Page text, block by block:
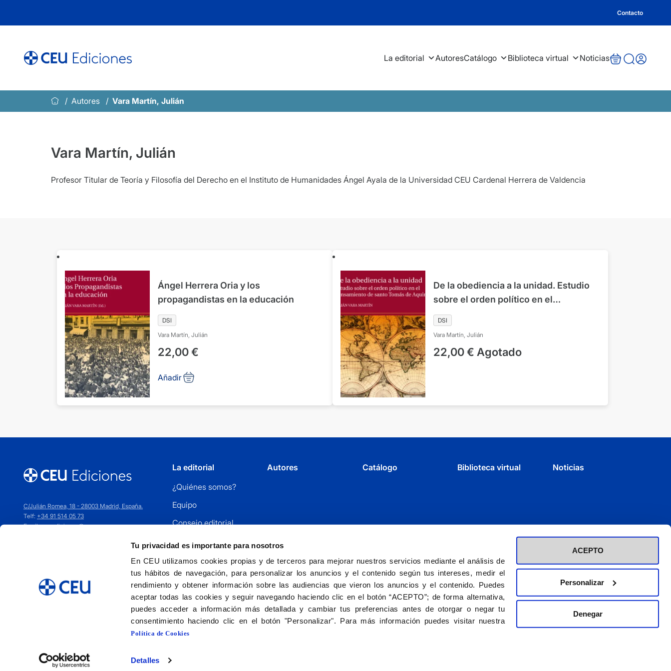
Tu privacidad es importante para nosotros
En CEU utilizamos cookies propias y de terceros para mejorar nuestros servicios mediante el análisis de
tus hábitos de navegación, para personalizar los anuncios y el contenido según tus intereses, medir el
rendimiento y obtener información sobre las audiencias que vieron los anuncios y el contenido. Puedes
aceptar todas las cookies y seguir navegando haciendo clic en el botón “ACEPTO”; de forma alternativa,
puedes acceder a información más detallada y cambiar tus preferencias antes de otorgar o negar tu
consentimiento haciendo clic en el botón "Personalizar". Para más información puedes visitar nuestra
Política de Cookies
Detalles
ACEPTO
Personalizar
Denegar
Contacto
La editorial AutoresCatálogo Biblioteca virtual Noticias
Autores Vara Martín, Julián
Vara Martín, Julián
Profesor Titular de Teoría y Filosofía del Derecho en el Instituto de Humanidades Ángel Ayala de la Universidad CEU Cardenal Herrera de Valdencia
Ángel Herrera Oria y los
propagandistas en la educación
DSI
Vara Martín, Julián
22,00€
Añadir
De la obediencia a la unidad. Estudio
sobre el orden político en el
pensamiento de Santo Tomás de
Aquino
DSI
Vara Martín, Julián
22,00€ Agotado
C/Julián Romea, 18 - 28003 Madrid, España.
Telf: +34 91 514 05 73
Email:ceuediciones@ceu.es
La editorial
¿Quiénes somos?
Equipo
Consejo editorial
Cómo publicar
Distribuidores
Contacto
Autores Catálogo Biblioteca virtual Noticias
Fundación Universitaria San Pablo CEU - entidad inscrita en el Registro de Fundaciones con el nº 60 / CIF (G-28423275)
El CEU es una obra de la Asociación Católica de Propagandistas